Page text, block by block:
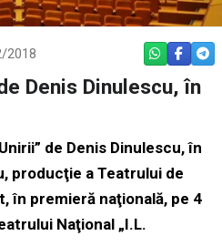
2018 WHATSAPP
Denis Dinulescu, în
de Denis Dinulescu, în
producţie a Teatrului de
în premieră naţională, pe 4
Naţional „I.L.